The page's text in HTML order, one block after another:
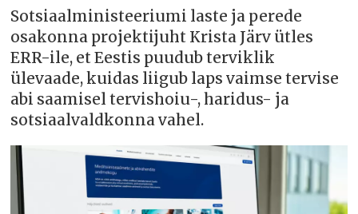
Sotsiaalministeeriumi laste ja perede
osakonna projektijuht Krista Järv ütles
ERR-ile, et Eestis puudub terviklik
ülevaade, kuidas liigub laps vaimse tervise
abi saamisel tervishoiu-, haridus- ja
sotsiaalvaldkonna vahel.